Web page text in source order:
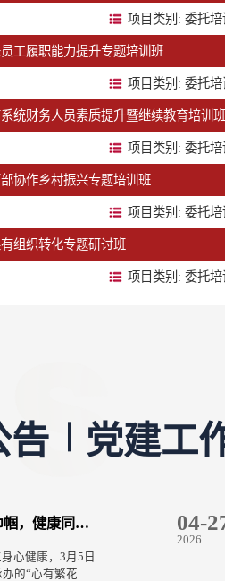
项目类别: 委托培
工履职能力提升专题培训班
项目类别: 委托培
统财务人员素质提升暨继续教育培训班
项目类别: 委托培
协作乡村振兴专题培训班
项目类别: 委托培
组织转化专题研讨班
项目类别: 委托培
告 党建工
【学院新闻】 谋划新篇 党建领航——继续教育学院第一党支部开
为深入学习贯彻党的二十届四中全会
时期战略部署，2025年12月26日，继
04-
2026
新生报到注册通知
学录取！现将有
、查看所在教学
03-
2026
10-11 【党建工作】 继续教育学院
为深入学习习近平总书记
引导全院党员干部准确理
07-
2026